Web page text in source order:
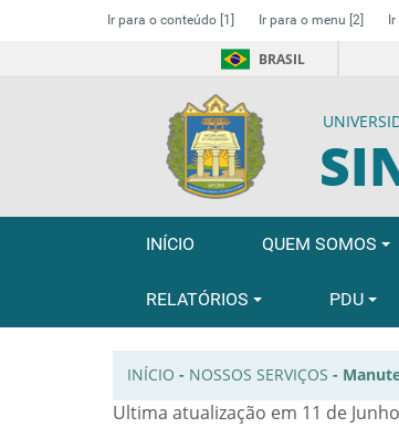
Ir para o conteúdo [1] Ir para o menu [2]
BRASIL
INÍCIO QUEM SOMOS
RELATÓRIOS PDU
INÍCIO - NOSSOS SERVIÇOS -
Ultima atualização em 11 de